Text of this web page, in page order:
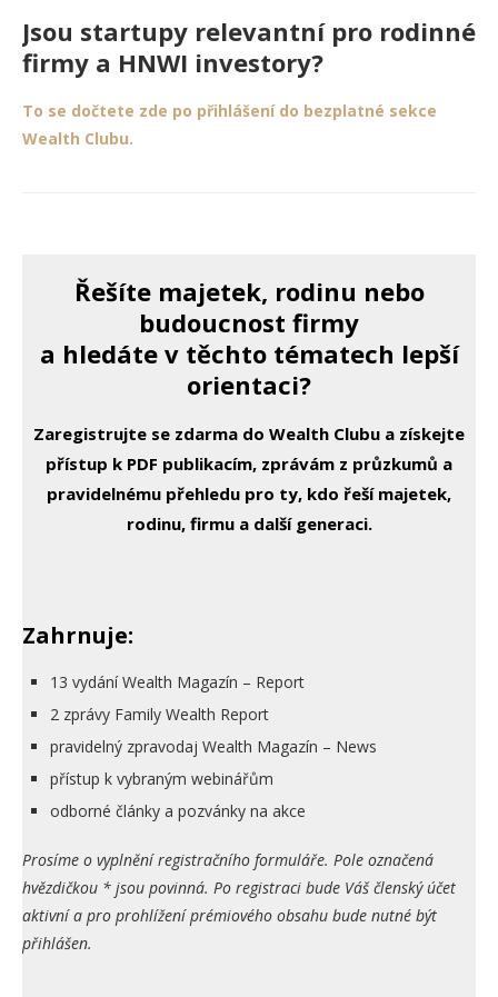
Jsou startupy relevantní pro rodinné
firmy a HNWI investory?
To se dočtete zde po přihlášení do bezplatné sekce
Wealth Clubu.
Řešíte majetek, rodinu nebo
budoucnost firmy
a hledáte v těchto tématech lepší
orientaci?
Zaregistrujte se zdarma do Wealth Clubu a získejte
přístup k PDF publikacím, zprávám z průzkumů a
pravidelnému přehledu pro ty, kdo řeší majetek,
rodinu, firmu a další generaci.
Zahrnuje:
13 vydání Wealth Magazín – Report
2 zprávy Family Wealth Report
pravidelný zpravodaj Wealth Magazín – News
přístup k vybraným webinářům
odborné články a pozvánky na akce
Prosíme o vyplnění registračního formuláře. Pole označená
hvězdičkou * jsou povinná. Po registraci bude Váš členský účet
aktivní a pro prohlížení prémiového obsahu bude nutné být
přihlášen.